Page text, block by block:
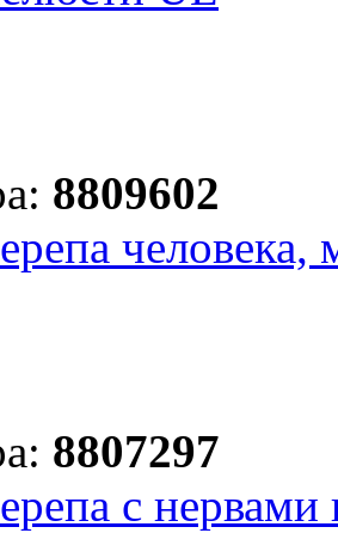
8809602
8807297
с нервами